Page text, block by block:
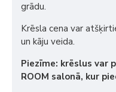
grādu.
Krēsla cena var
un kāju veida.
Piezīme: krēslus var
ROOM salonā, kur